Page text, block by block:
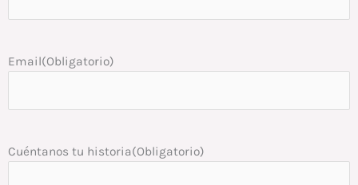
Email(Obligatorio)
Cuéntanos tu historia(Obligatorio)